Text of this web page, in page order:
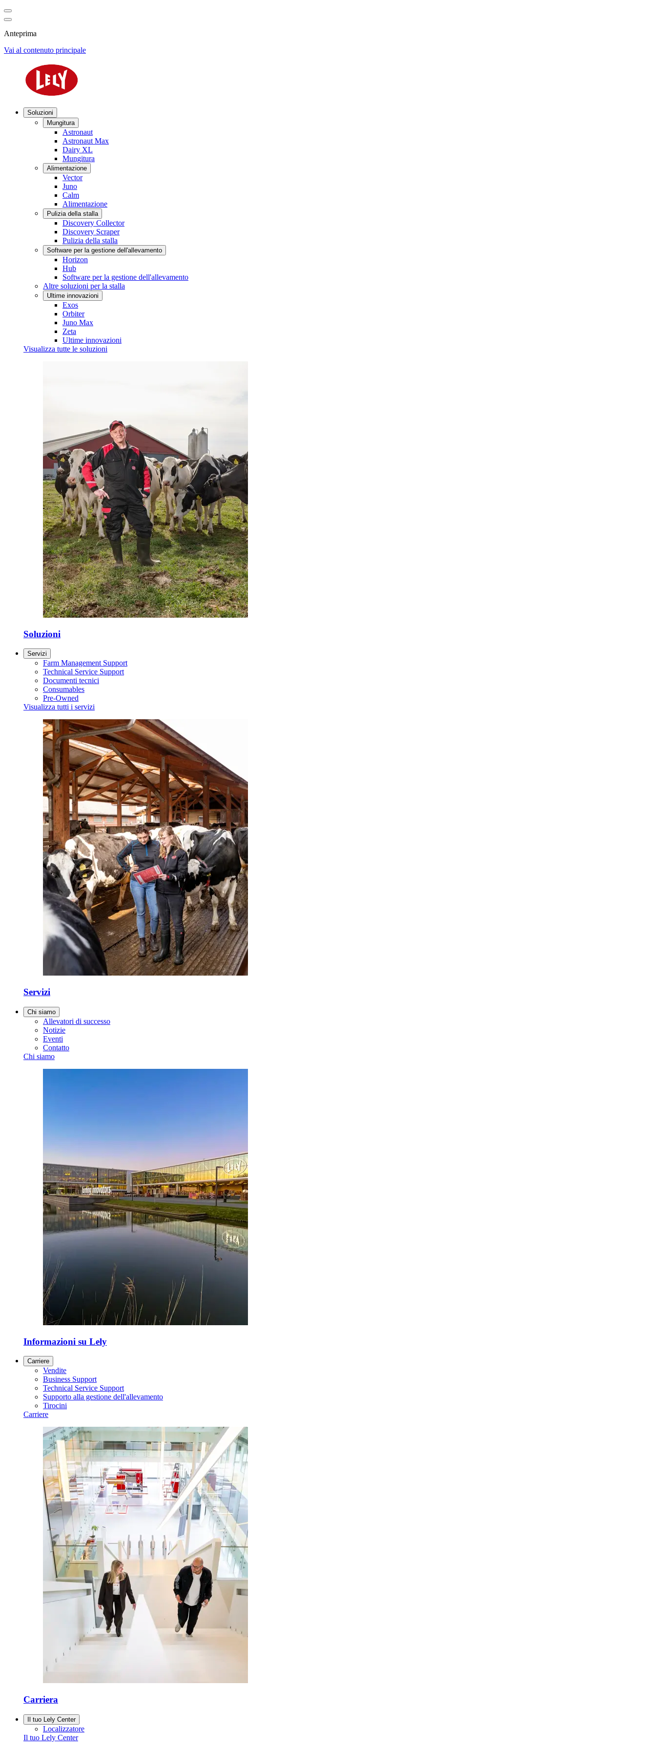
Anteprima
Vai al contenuto principale
Soluzioni
Mungitura
Astronaut
Astronaut Max
Dairy XL
Mungitura
Alimentazione
Vector
Juno
Calm
Alimentazione
Pulizia della stalla
Discovery Collector
Discovery Scraper
Pulizia della stalla
Software per la gestione dell'allevamento
Horizon
Hub
Software per la gestione dell'allevamento
Altre soluzioni per la stalla
Ultime innovazioni
Exos
Orbiter
Juno Max
Zeta
Ultime innovazioni
Visualizza tutte le soluzioni
Soluzioni
Servizi
Farm Management Support
Technical Service Support
Documenti tecnici
Consumables
Pre-Owned
Visualizza tutti i servizi
Servizi
Chi siamo
Allevatori di successo
Notizie
Eventi
Contatto
Chi siamo
Informazioni su Lely
Carriere
Vendite
Business Support
Technical Service Support
Supporto alla gestione dell'allevamento
Tirocini
Carriere
Carriera
Il tuo Lely Center
Localizzatore
Il tuo Lely Center